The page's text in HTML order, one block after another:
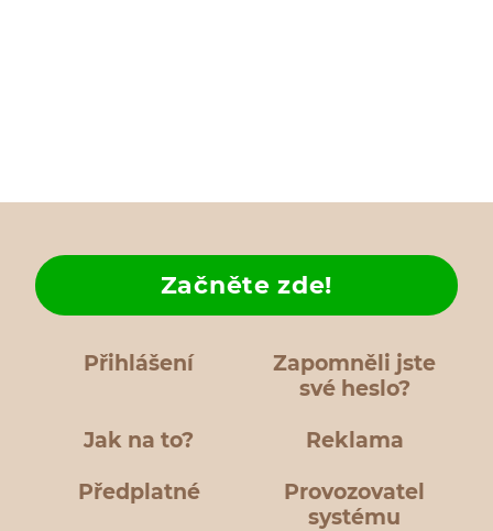
Přihlášení
Zapomněli jste
své heslo?
Jak na to?
Začněte zde!
Reklama
Předplatné
Provozovatel
systému